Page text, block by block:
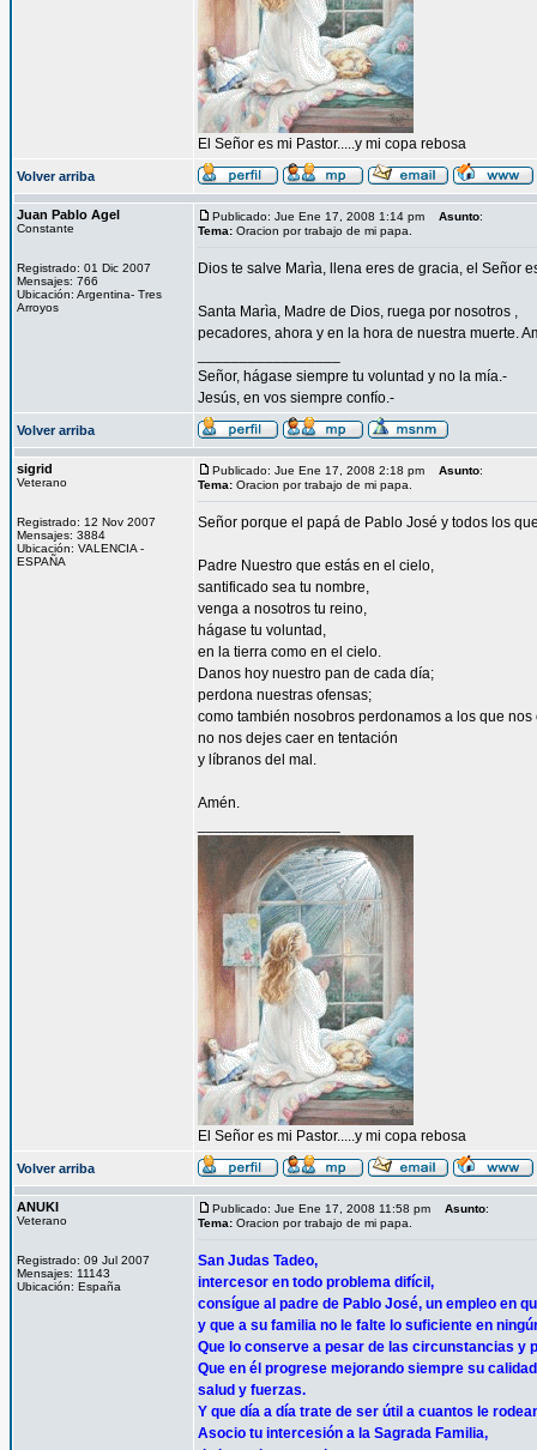
El Señor es mi Pastor.....y mi copa rebosa
Volver arriba
Juan Pablo Agel
Constante
Registrado: 01 Dic 2007
Mensajes: 766
Ubicación: Argentina- Tres
Arroyos
Publicado: Jue Ene 17, 2008 1:14 pm Asunto:
Tema: Oracion por trabajo de mi papa.
Dios te salve Marìa, llena eres de gracia, el Señor
Santa Marìa, Madre de Dios, ruega por nosotros ,
pecadores, ahora y en la hora de nuestra muerte.
Señor, hágase siempre tu voluntad y no la mía.-
Jesús, en vos siempre confío.-
Volver arriba
sigrid
Veterano
Registrado: 12 Nov 2007
Mensajes: 3884
Ubicación: VALENCIA -
ESPAÑA
Publicado: Jue Ene 17, 2008 2:18 pm Asunto:
Tema: Oracion por trabajo de mi papa.
Señor porque el papá de Pablo José y todos los
Padre Nuestro que estás en el cielo,
santificado sea tu nombre,
venga a nosotros tu reino,
hágase tu voluntad,
en la tierra como en el cielo.
Danos hoy nuestro pan de cada día;
perdona nuestras ofensas;
como también nosobros perdonamos a los que nos
no nos dejes caer en tentación
y líbranos del mal.
Amén.
El Señor es mi Pastor.....y mi copa rebosa
Volver arriba
ANUKI
Veterano
Registrado: 09 Jul 2007
Mensajes: 11143
Ubicación: España
Publicado: Jue Ene 17, 2008 11:58 pm Asunto:
Tema: Oracion por trabajo de mi papa.
San Judas Tadeo,
intercesor en todo problema difícil,
consígue al padre de Pablo José, un empleo en
y que a su familia no le falte lo suficiente en
Que lo conserve a pesar de las circunstancias y
Que en él progrese mejorando siempre su
salud y fuerzas.
Y que día a día trate de ser útil a cuantos le
Asocio tu intercesión a la Sagrada Familia,